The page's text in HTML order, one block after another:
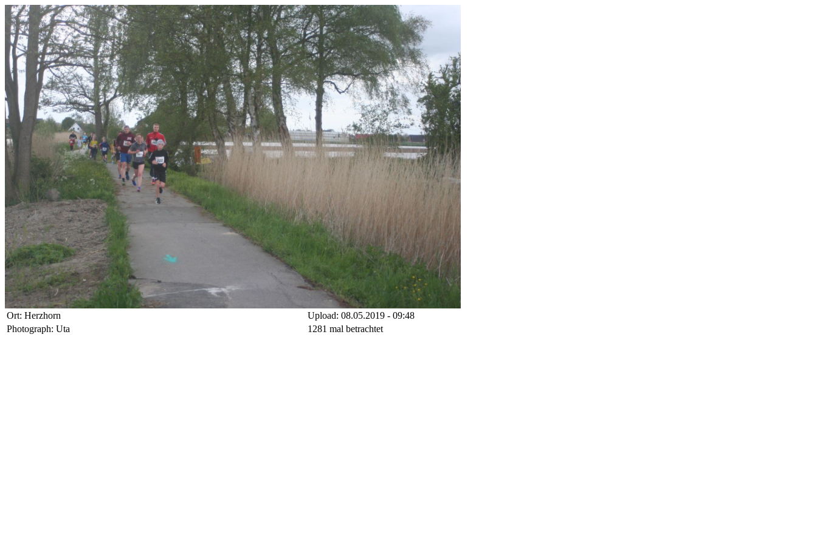
Ort: Herzhorn
Upload: 08.05.2019 - 09:48
Photograph: Uta
1281 mal betrachtet